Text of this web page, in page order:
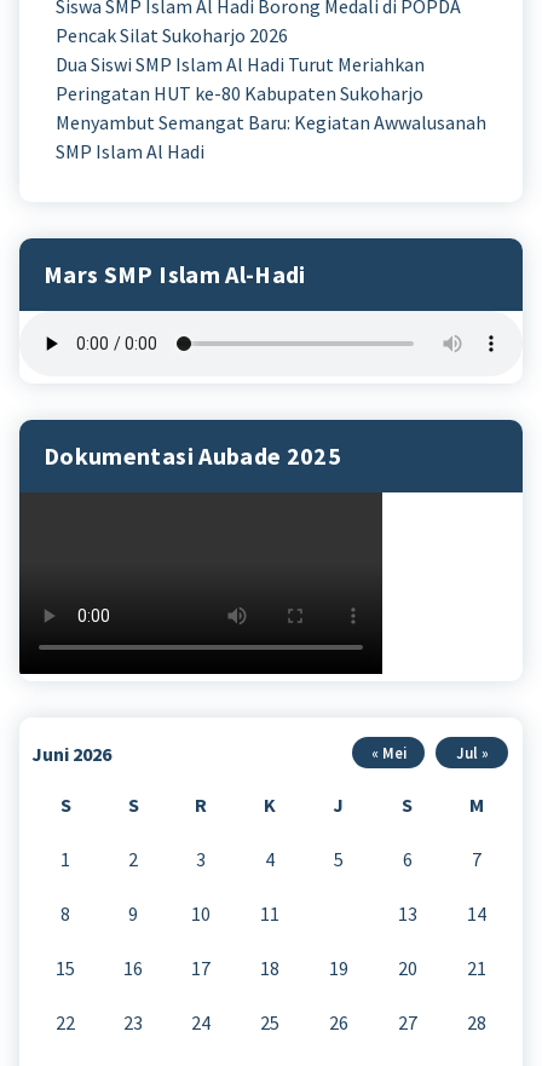
Siswa SMP Islam Al Hadi Borong Medali di POPDA
Pencak Silat Sukoharjo 2026
Dua Siswi SMP Islam Al Hadi Turut Meriahkan
Peringatan HUT ke-80 Kabupaten Sukoharjo
Menyambut Semangat Baru: Kegiatan Awwalusanah
SMP Islam Al Hadi
Mars SMP Islam Al-Hadi
Dokumentasi Aubade 2025
Juni 2026
S S R K J S M
1 2 3 4 5 6 7
8 9 10 11 13 14
15 16 17 18 19 20 21
22 23 24 25 26 27 28
« Mei Jul »